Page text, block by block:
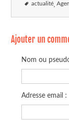
actualité
Ajouter un
Nom ou
Adresse email :